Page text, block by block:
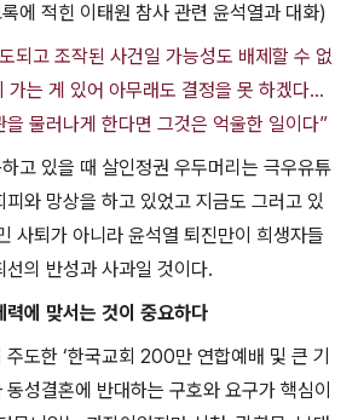
에 적힌 이태원 참사 관련 윤석열과 대화)
되고 조작된 사건일 가능성도 배제할 수 없
가는 게 있어 아무래도 결정을 못 하겠다...
물러나게 한다면 그것은 억울한 일이다”
고 있을 때 살인정권 우두머리는 극우유튜
와 망상을 하고 있었고 지금도 그러고 있
사퇴가 아니라 윤석열 퇴진만이 희생자들
의 반성과 사과일 것이다.
력에 맞서는 것이 중요하다
주도한 ‘한국교회 200만 연합예배 및 큰 기
성결혼에 반대하는 구호와 요구가 핵심이